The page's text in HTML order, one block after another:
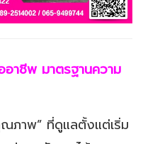
าชีพ มาตรฐานความ
ภาพ” ที่ดูแลตั้งแต่เริ่ม